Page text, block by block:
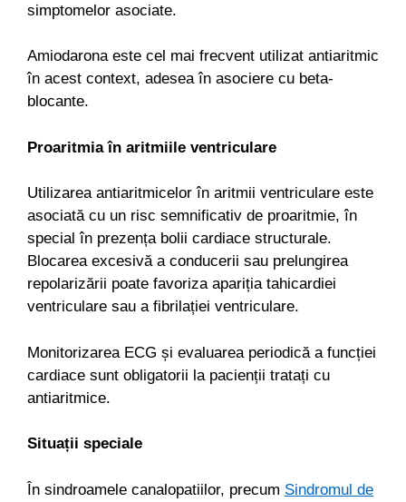
simptomelor asociate.
Amiodarona este cel mai frecvent utilizat antiaritmic
în acest context, adesea în asociere cu beta-
blocante.
Proaritmia în aritmiile ventriculare
Utilizarea antiaritmicelor în aritmii ventriculare este
asociată cu un risc semnificativ de proaritmie, în
special în prezența bolii cardiace structurale.
Blocarea excesivă a conducerii sau prelungirea
repolarizării poate favoriza apariția tahicardiei
ventriculare sau a fibrilației ventriculare.
Monitorizarea ECG și evaluarea periodică a funcției
cardiace sunt obligatorii la pacienții tratați cu
antiaritmice.
Situații speciale
În sindroamele canalopatiilor, precum Sindromul de